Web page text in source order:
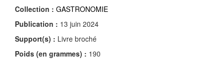
Collection : GASTRONOMIE
Publication : 13 juin 2024
Support(s) : Livre broché
Poids (en grammes) : 190